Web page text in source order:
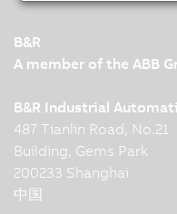
B&R
A member of the ABB
B&R Industrial
487 Tianlin Road, No.21
Building, Gems Park
200233 Shanghai
中国